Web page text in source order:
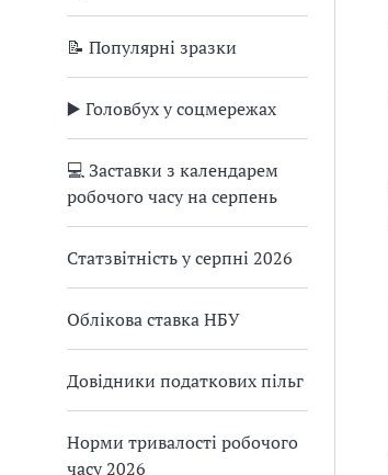
📝 Популярні зразки
▶️ Головбух у соцмережах
💻 Заставки з календарем
робочого часу на серпень
Статзвітність у серпні 2026
Облікова ставка НБУ
Довідники податкових пільг
Норми тривалості робочого
часу 2026